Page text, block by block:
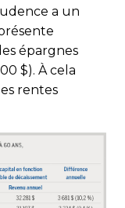
a un
épargnes
$). À cela
rentes